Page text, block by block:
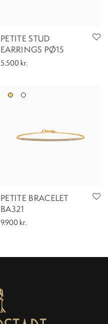
PETITE STUD
EARRINGS PØ15
5.500 kr.
PETITE BRACELET
BA321
9.900 kr.